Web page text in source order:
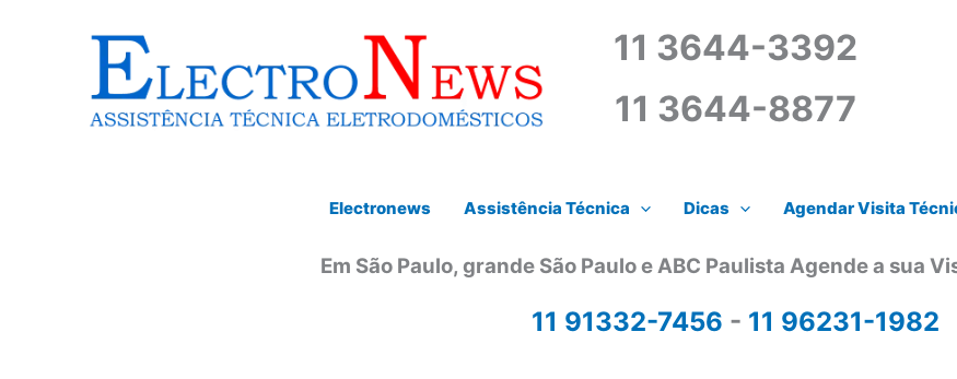
11 3644-3392
11 3644-8877
Electronews Assistência Técnica Dicas Agendar Visita
Em São Paulo, grande São Paulo e ABC Paulista Agende a sua
11 91332-7456 - 11 96231-1982